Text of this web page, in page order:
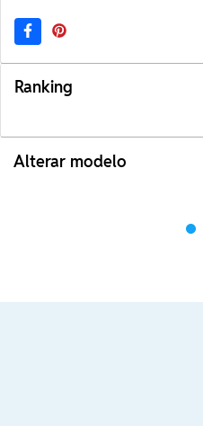
Ranking
Alterar modelo